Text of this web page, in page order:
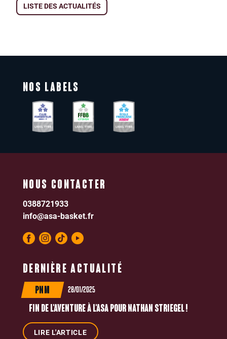
LISTE DES ACTUALITÉS
NOS LABELS
DERNIÈRE ACTUALITÉ
PNM 28/01/2025
FIN DE L'AVENTURE À L'ASA POUR NATHAN STRIEGEL !
LIRE L'ARTICLE
NOUS CONTACTER
0388721933
info@asa-basket.fr